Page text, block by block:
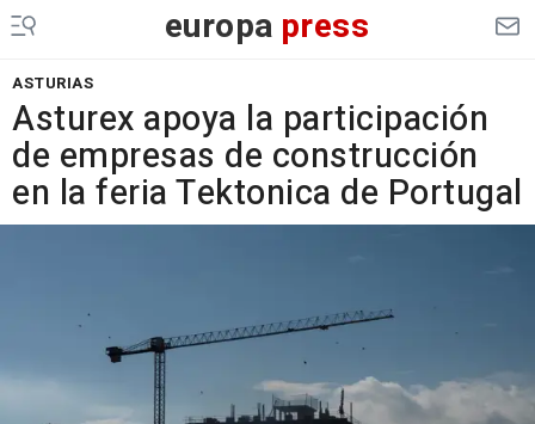
europa press
ASTURIAS
Asturex apoya la participación
de empresas de construcción
en la feria Tektonica de Portugal